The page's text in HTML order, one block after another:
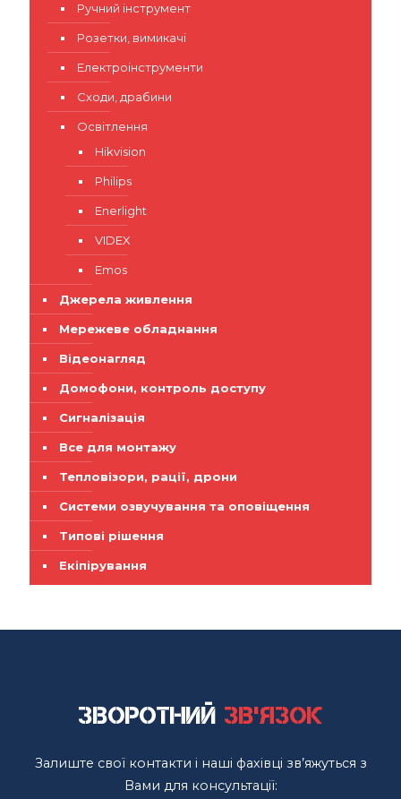
Ручний інструмент
Розетки, вимикачі
Електроінструменти
Сходи, драбини
Освітлення
Hikvision
Philips
Enerlight
VIDEX
Emos
Джерела живлення
Мережеве обладнання
Відеонагляд
Домофони, контроль доступу
Сигналізація
Все для монтажу
Тепловізори, рації, дрони
Системи озвучування та оповіщення
Типові рішення
Екіпірування
Зворотний зв'язок
Залиште свої контакти і наші фахівці зв’яжуться з
Вами для консультації: